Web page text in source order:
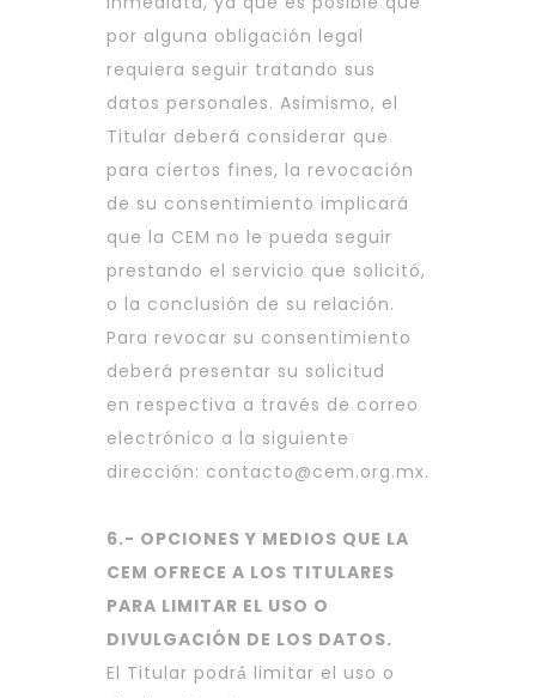
por alguna obligación legal
requiera seguir tratando sus
datos personales. Asimismo, el
Titular deberá considerar que
para ciertos fines, la revocación
de su consentimiento implicará
que la CEM no le pueda seguir
prestando el servicio que solicitó,
o la conclusión de su relación.
Para revocar su consentimiento
deberá presentar su solicitud
en respectiva a través de correo
electrónico a la siguiente
dirección: contacto@cem.org.mx.
6.- OPCIONES Y MEDIOS QUE LA
CEM OFRECE A LOS TITULARES
PARA LIMITAR EL USO O
DIVULGACIÓN DE LOS DATOS.
El Titular podrá́ limitar el uso o